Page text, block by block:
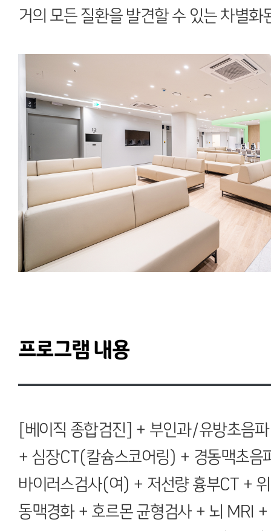
거의 모든 질환을 발견할 수 있는 차별화
프로그램 내용
[베이직 종합검진] + 부인과/유방초음
+ 심장CT(칼슘스코어링) + 경동맥초음
바이러스검사(여) + 저선량 흉부CT +
동맥경화 + 호르몬 균형검사 + 뇌 MRI